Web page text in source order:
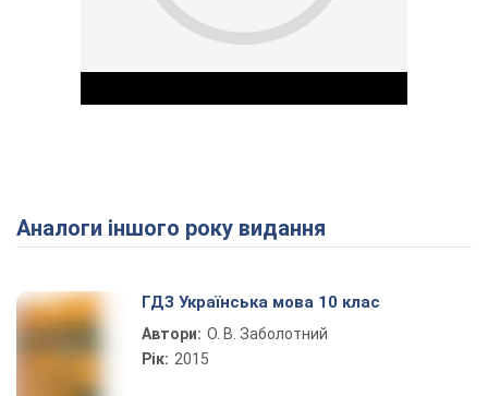
Play Video
Аналоги іншого року видання
ГДЗ Українська мова 10 клас
Автори: О. В. Заболотний
Рік: 2015